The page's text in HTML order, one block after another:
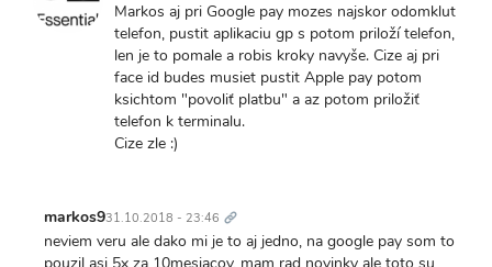
Markos aj pri Google pay mozes najskor odomklut
telefon, pustit aplikaciu gp s potom priloží telefon,
len je to pomale a robis kroky navyše. Cize aj pri
face id budes musiet pustit Apple pay potom
ksichtom "povoliť platbu" a az potom priložiť
telefon k terminalu.
Cize zle :)
markos931.10.2018 - 23:46 odkaz
neviem veru ale dako mi je to aj jedno, na google pay som to